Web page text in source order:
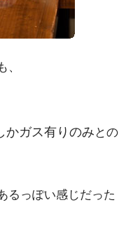
、
かガス有りのみ との
るっぽい感じだった